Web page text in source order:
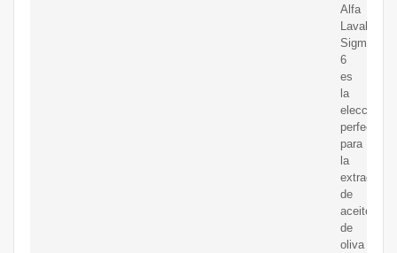
Alfa
Laval
Sigma
6
es
la
elección
perfecta
para
la
extracción
de
aceite
de
oliva